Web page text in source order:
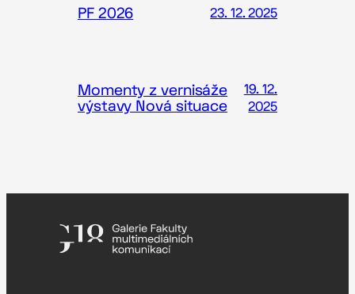
PF 2026 23. 12. 2025
Momenty z vernisáže
výstavy Nová situace
19. 12.
2025